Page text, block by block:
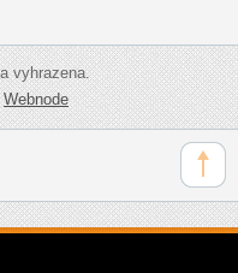
vyhrazena.
Webnode